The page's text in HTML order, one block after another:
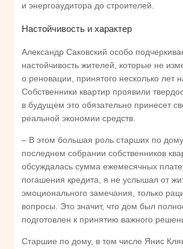
и энергоаудитора до строителей.
Настойчивость и характер
Александр Саковский особо
настойчивость жителей, которые не
о реновации, принятого несколько лет
Собственники квартир проявили
в будущем это обязательно принесет
реальной экономии средств.
– В этом большая роль старших по
последнем собрании собственников
обсуждалась сумма ежемесячных
погашения кредита, я не услышал от
эмоционального замечания, только
вопросы. Это значит, что дом был
подготовлен к принятию важного
Старшие по дому, в том числе Янис